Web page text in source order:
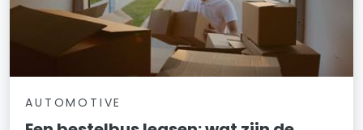
AUTOMOTIVE